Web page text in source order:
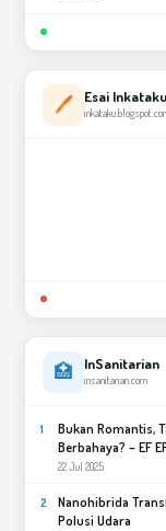
🖊️ Esai Inkataku
🏥 InSanitarian
insanitarian.com
1
Bukan Romantis,
Berbahaya? – EF
22 Jul 2025
2
Nanohibrida
Polusi Udara